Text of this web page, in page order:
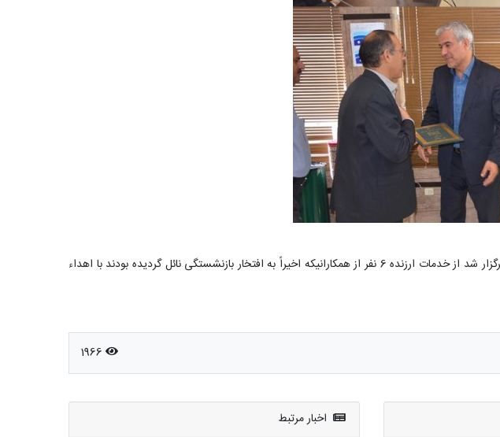
دراین جلسه که با حضور امیریان مدیرعامل؛درویشی معاون مالی وپشتیبانی وجمعی از مدیران وهمکاران شرکت برگزار شد از خدمات ارزنده 6 نفر از همکارانیکه اخیراً به افتخار بازنشستگی نائل گردیده بودند با اهداء
1966
اخبار مرتبط